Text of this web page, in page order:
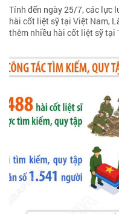
Tính đến ngày 25/7, các lực
hài cốt liệt sỹ tại Việt Nam,
thêm nhiều hài cốt liệt sỹ tại